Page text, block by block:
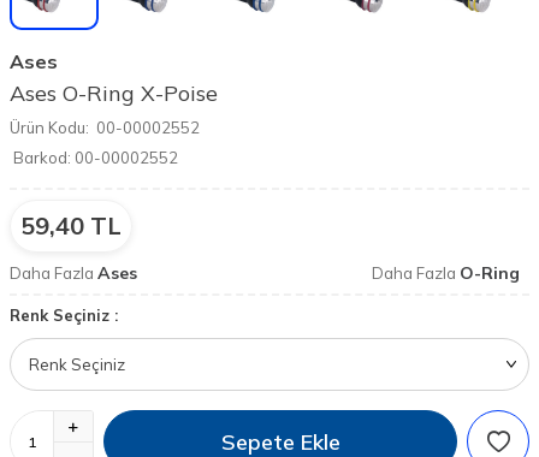
Ases
Ases O-Ring X-Poise
Ürün Kodu: 00-00002552
Barkod: 00-00002552
59,40 TL
Daha Fazla Ases Daha Fazla O-Ring
Renk Seçiniz :
Sepete Ekle